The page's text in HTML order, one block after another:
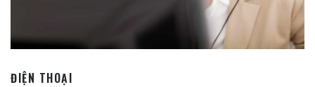
ĐIỆN THOẠI